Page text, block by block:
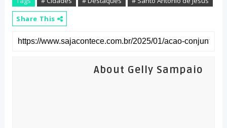
Share This
About Gelly Sampaio